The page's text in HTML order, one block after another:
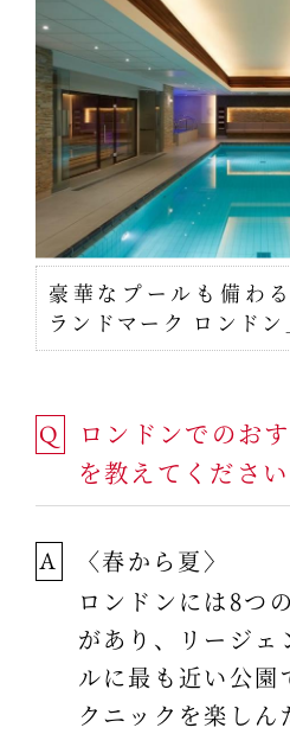
豪華なプールも備わ
ランドマーク ロンドン
Q
ロンドンでのお
を教えてください
A
〈春から夏〉
ロンドンには8つ
があり、リージェ
ルに最も近い公園
クニックを楽し